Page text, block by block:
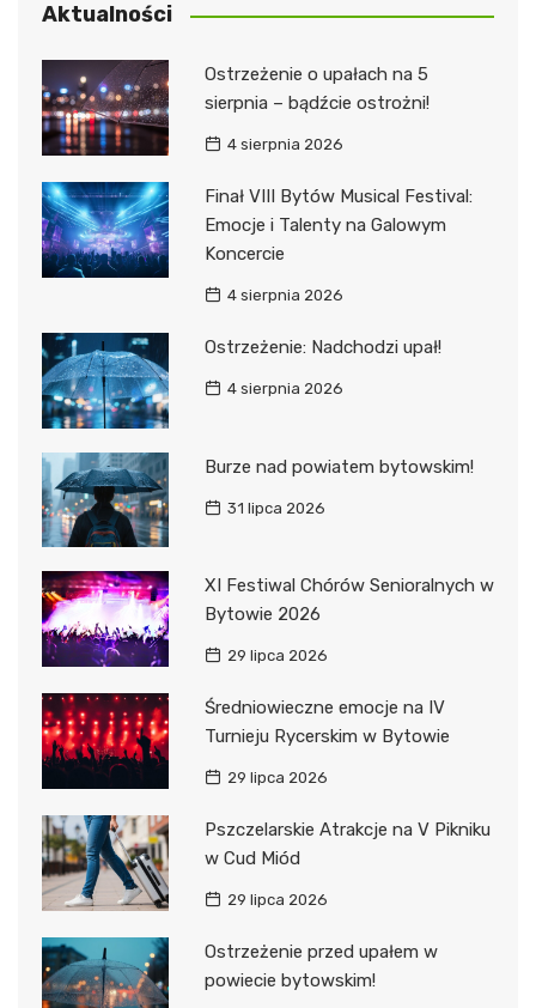
Aktualności
Ostrzeżenie o upałach na 5
sierpnia – bądźcie ostrożni!
4 sierpnia 2026
Finał VIII Bytów Musical Festival:
Emocje i Talenty na Galowym
Koncercie
4 sierpnia 2026
Ostrzeżenie: Nadchodzi upał!
4 sierpnia 2026
Burze nad powiatem bytowskim!
31 lipca 2026
XI Festiwal Chórów Senioralnych w
Bytowie 2026
29 lipca 2026
Średniowieczne emocje na IV
Turnieju Rycerskim w Bytowie
29 lipca 2026
Pszczelarskie Atrakcje na V Pikniku
w Cud Miód
29 lipca 2026
Ostrzeżenie przed upałem w
powiecie bytowskim!